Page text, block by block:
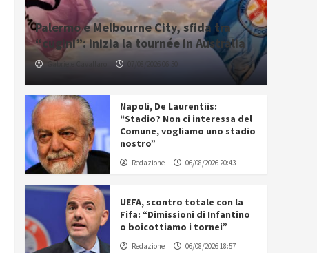
Palermo e Melbourne City, sfida tra
“cugini”: inizia la tournée in Australia
Gabriele Cavallaro 07/08/2026 06:30
Napoli, De Laurentiis:
“Stadio? Non ci interessa del
Comune, vogliamo uno stadio
nostro”
Redazione 06/08/2026 20:43
UEFA, scontro totale con la
Fifa: “Dimissioni di Infantino
o boicottiamo i tornei”
Redazione 06/08/2026 18:57